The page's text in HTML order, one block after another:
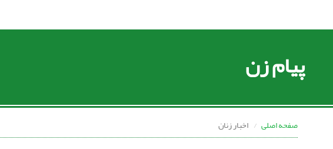
پیام زن
صفحه اصلی اخبار زنان